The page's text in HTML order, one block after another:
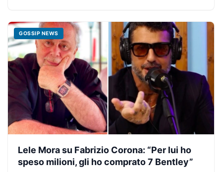
GOSSIP NEWS
Lele Mora su Fabrizio Corona: “Per lui ho
speso milioni, gli ho comprato 7 Bentley”